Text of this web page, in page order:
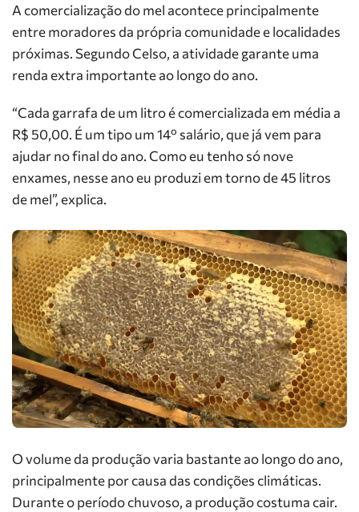
A comercialização do mel acontece principalmente
entre moradores da própria comunidade e localidades
próximas. Segundo Celso, a atividade garante uma
renda extra importante ao longo do ano.
“Cada garrafa de um litro é comercializada em média a
R$ 50,00. É um tipo um 14º salário, que já vem para
ajudar no final do ano. Como eu tenho só nove
enxames, nesse ano eu produzi em torno de 45 litros
de mel”, explica.
O volume da produção varia bastante ao longo do ano,
principalmente por causa das condições climáticas.
Durante o período chuvoso, a produção costuma cair.